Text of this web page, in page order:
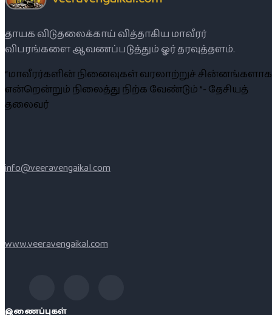
தாயக விடுதலைக்காய் வித்தாகிய மாவீரர்
விபரங்களை ஆவணப்படுத்தும் ஓர் தரவுத்தளம்.
“மாவீரர்களின் நினைவுகள் வரலாற்றுச் சின்னங்களாக
என்றென்றும் நிலைத்து நிற்க வேண்டும் ”- தேசியத்
தலைவர்
info@veeravengaikal.com
www.veeravengaikal.com
இணைப்புகள்